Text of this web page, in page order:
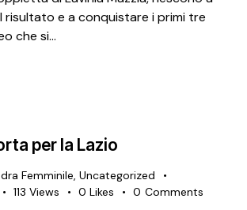
risultato e a conquistare i primi tre
che si…
per la Lazio
Femminile, Uncategorized
113 Views 0 Likes 0 Comments